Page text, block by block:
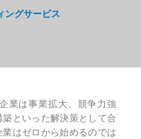
ングサービス
業は事業拡大、競争力強
といった解決策として合
はゼロから始めるのでは